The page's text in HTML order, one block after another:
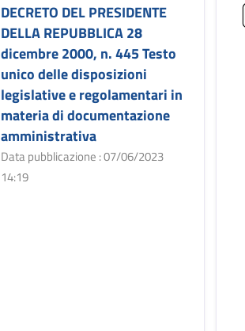
DECRETO DEL PRESIDENTE
DELLA REPUBBLICA 28
dicembre 2000, n. 445 Testo
unico delle disposizioni
legislative e regolamentari in
materia di documentazione
amministrativa
Data pubblicazione : 07/06/2023
14:19